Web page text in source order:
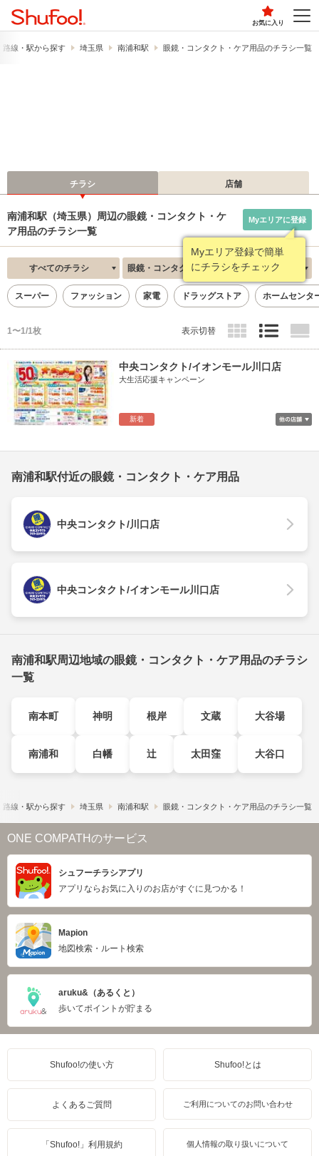
お気に入り
路線・駅から探す 埼玉県 南浦和駅 眼鏡・コンタクト・ケア用品のチラシ一覧
チラシ 店舗
南浦和駅（埼玉県）周辺の眼鏡・コンタクト・ケ
ア用品のチラシ一覧
Myエリア登録で簡単
にチラシをチェック
Myエリアに登録
すべてのチラシ 眼鏡・コンタクト・ケア用品 新着順
スーパー ファッション 家電 ドラッグストア ホームセンタ
1〜1/1枚 表示切替
新着
中央コンタクト/イオンモール川口店
大生活応援キャンペーン
南浦和駅付近の眼鏡・コンタクト・ケア用品
中央コンタクト/川口店
中央コンタクト/イオンモール川口店
南浦和駅周辺地域の眼鏡・コンタクト・ケア用品のチラシ
一覧
南本町 神明 根岸 文蔵 大谷場
南浦和 白幡 辻 太田窪 大谷口
路線・駅から探す 埼玉県 南浦和駅 眼鏡・コンタクト・ケア用品のチラシ一覧
ONE COMPATHのサービス
シュフーチラシアプリ
アプリならお気に入りのお店がすぐに見つかる！
Mapion
地図検索・ルート検索
aruku&（あるくと）
歩いてポイントが貯まる
Shufoo!の使い方 Shufoo!とは
よくあるご質問 ご利用についてのお問い合わせ
「Shufoo!」利用規約 個人情報の取り扱いについて